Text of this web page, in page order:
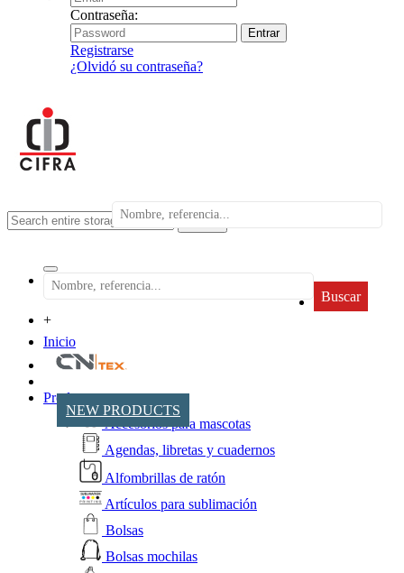
Contraseña:
Registrarse
¿Olvidó su contraseña?
search
Buscar
+
Inicio
NEW PRODUCTS
Productos
Accesorios para mascotas
Agendas, libretas y cuadernos
Alfombrillas de ratón
Artículos para sublimación
Bolsas
Bolsas mochilas